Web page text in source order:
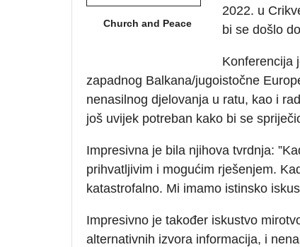
Church and Peace
2022. u
bi se došlo
Konferencija
zapadnog Balkana/jugoistočne
nenasilnog djelovanja u ratu, kao i
još uvijek potreban kako bi se
Impresivna je bila njihova tvrdnja:
prihvatljivim i mogućim rješenjem.
katastrofalno. Mi imamo istinsko
Impresivno je također iskustvo
alternativnih izvora informacija, i